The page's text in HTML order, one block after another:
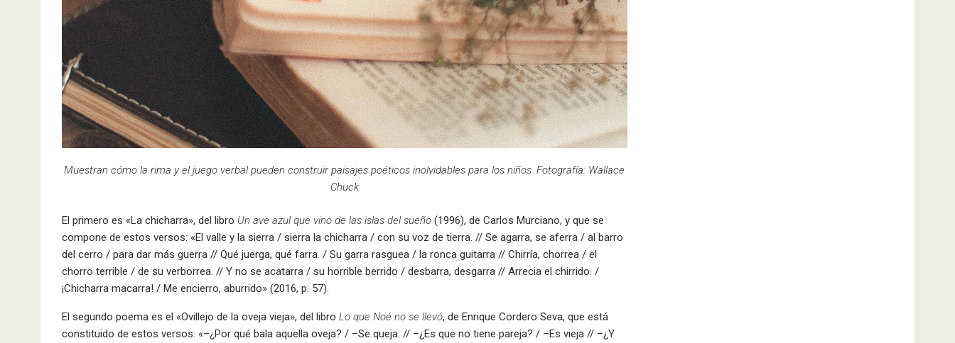
Muestran cómo la rima y el juego verbal pueden construir paisajes poéticos inolvidables para los niños. Fotografía: Wallace
Chuck
El primero es «La chicharra», del libro Un ave azul que vino de las islas del sueño (1996), de Carlos Murciano, y que se
compone de estos versos: «El valle y la sierra / sierra la chicharra / con su voz de tierra. // Se agarra, se aferra / al barro
del cerro / para dar más guerra // Qué juerga, qué farra. / Su garra rasguea / la ronca guitarra // Chirría, chorrea / el
chorro terrible / de su verborrea. // Y no se acatarra / su horrible berrido / desbarra, desgarra // Arrecia el chirrido. /
¡Chicharra macarra! / Me encierro, aburrido» (2016, p. 57).
El segundo poema es el «Ovillejo de la oveja vieja», del libro Lo que Noé no se llevó, de Enrique Cordero Seva, que está
constituido de estos versos: «–¿Por qué bala aquella oveja? / –Se queja. // –¿Es que no tiene pareja? / –Es vieja // –¿Y